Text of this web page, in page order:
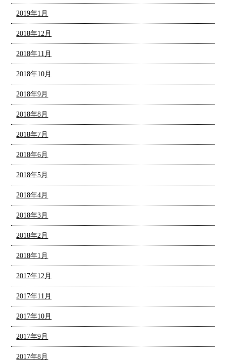
2019年1月
2018年12月
2018年11月
2018年10月
2018年9月
2018年8月
2018年7月
2018年6月
2018年5月
2018年4月
2018年3月
2018年2月
2018年1月
2017年12月
2017年11月
2017年10月
2017年9月
2017年8月